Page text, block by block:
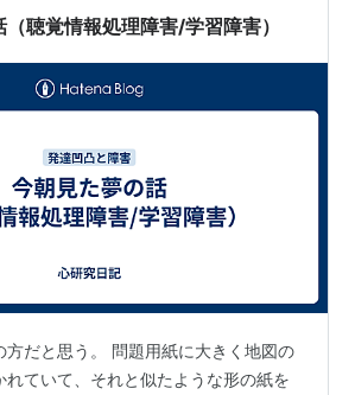
聴覚情報処理障害/学習障害）
方だと思う。 問題用紙に大きく地図の
れていて、それと似たような形の紙を